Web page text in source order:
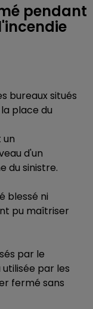
pendant
bureaux situés
place du
un
d'un
du sinistre.
blessé ni
pu maîtriser
par le
par les
fermé sans